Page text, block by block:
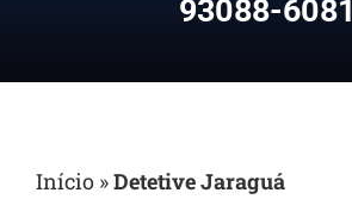
93088-6081
Início »Detetive Jaraguá